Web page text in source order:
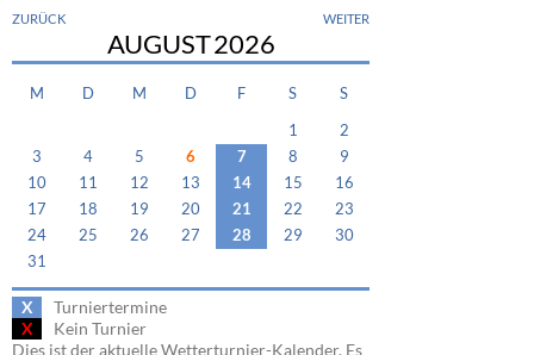
ZURÜCK WEITER
AUGUST2026
M D M D F S S
1
2
3
4 5 6 7 8
9
10
11 12 13 14 15
16
17
18 19 20 21 22
23
24
25 26 27 28 29
30
31
X
Turniertermine
X
Kein Turnier
Dies ist der aktuelle Wetterturnier-Kalender. Es